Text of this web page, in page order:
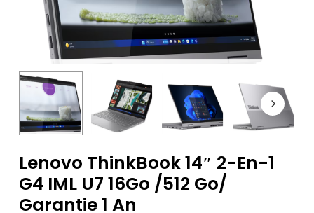
Lenovo ThinkBook 14″ 2-En-1
G4 IML U7 16Go /512 Go/
Garantie 1 An